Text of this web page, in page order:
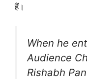
हैं।
When he
Audience
Rishabh